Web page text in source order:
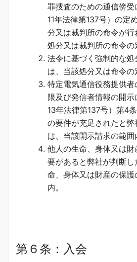
罪捜査のための通信傍
11年法律第137号）の定
分又は裁判所の命令が
処分又は裁判所の命令の
法令に基づく強制的な
は、当該処分又は命令の
特定電気通信役務提供
限及び発信者情報の開
13年法律第137号）第4
の要件が充足されたと
は、当該開示請求の範囲
他人の生命、身体又は
要があると弊社が判断
命、身体又は財産の保
内。
第６条：入会